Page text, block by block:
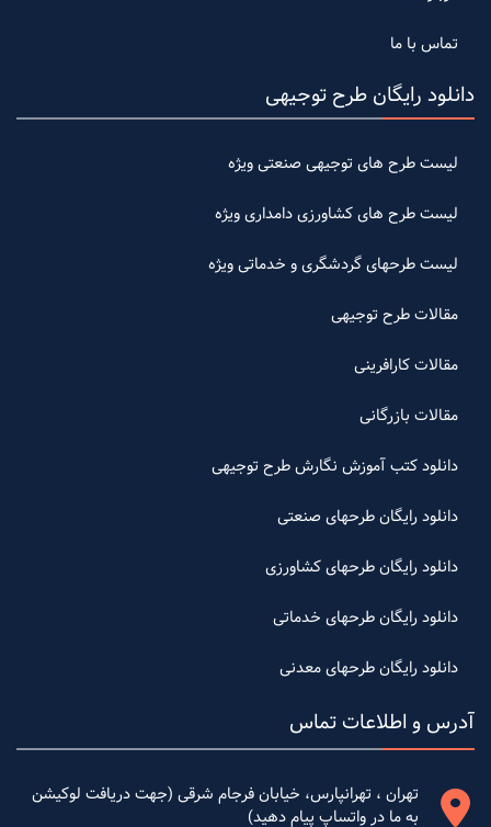
تماس با ما
دانلود رایگان طرح توجیهی
لیست طرح های توجیهی صنعتی ویژه
لیست طرح های کشاورزی دامداری ویژه
لیست طرحهای گردشگری و خدماتی ویژه
مقالات طرح توجیهی
مقالات کارافرینی
مقالات بازرگانی
دانلود کتب آموزش نگارش طرح توجیهی
دانلود رایگان طرحهای صنعتی
دانلود رایگان طرحهای کشاورزی
دانلود رایگان طرحهای خدماتی
دانلود رایگان طرحهای معدنی
آدرس و اطلاعات تماس
تهران ، تهرانپارس، خیابان فرجام شرقی (جهت دریافت لوکیشن
به ما در واتساپ پیام دهید)